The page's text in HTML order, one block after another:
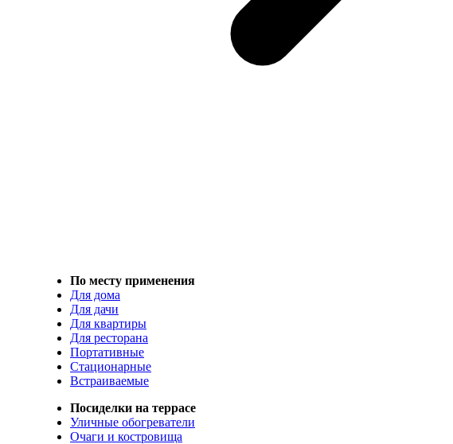
По месту применения
Для дома
Для дачи
Для квартиры
Для ресторана
Портативные
Стационарные
Встраиваемые
Посиделки на террасе
Уличные обогреватели
Очаги и костровища